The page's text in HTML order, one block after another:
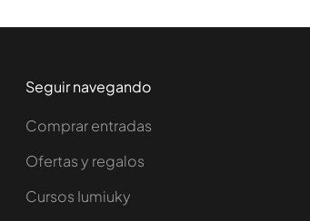
Seguir navegando
Comprar entradas
Ofertas y regalos
Cursos Iumiuky